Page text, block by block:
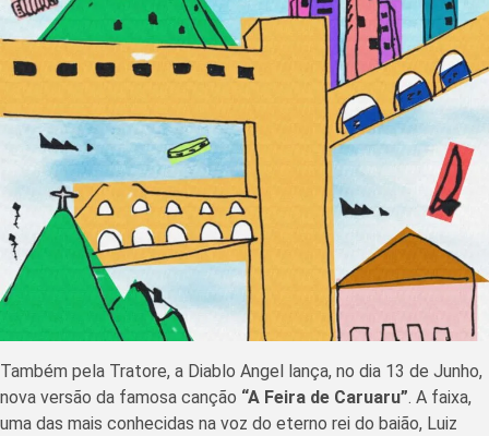
Também pela Tratore, a Diablo Angel lança, no dia 13 de Junho,
nova versão da famosa canção “A Feira de Caruaru”. A faixa,
uma das mais conhecidas na voz do eterno rei do baião, Luiz